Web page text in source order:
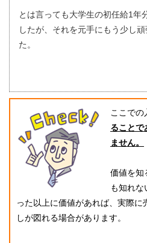
とは言っても大学生の初任給1年
したが、それを元手にもう少し
た。
ここでの
ることで
ません。
価値を知
も知れな
った以上に価値があれば、実際
しが図れる場合があります。